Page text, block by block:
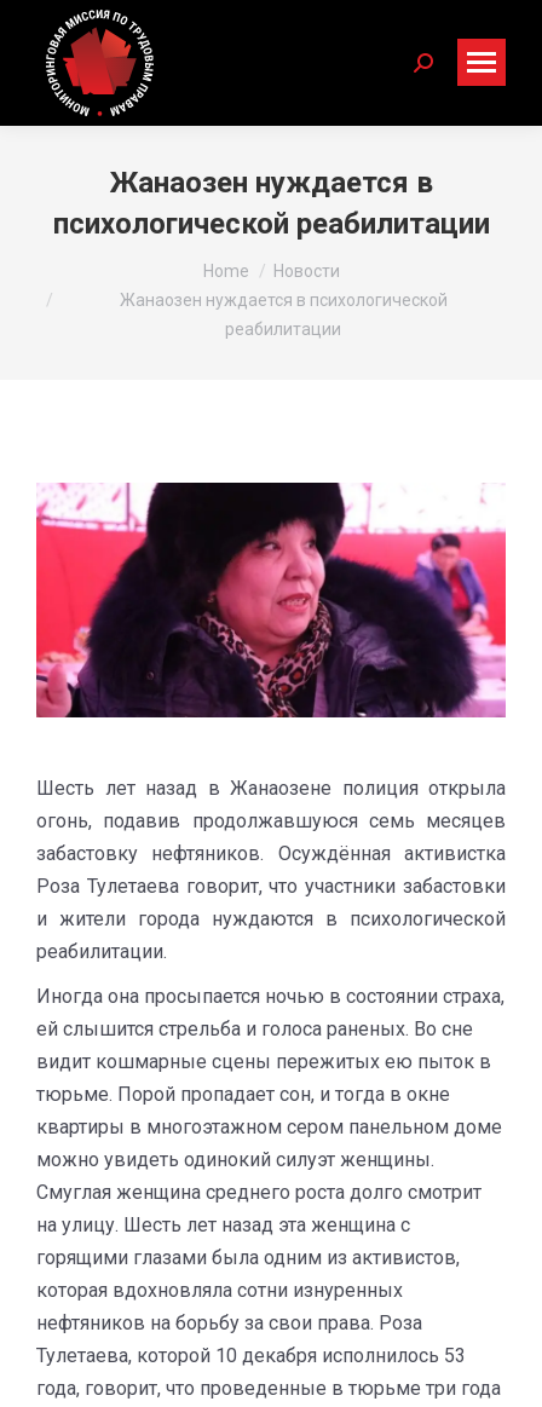
Search:
Жанаозен нуждается в
психологической реабилитации
Home
Новости
Жанаозен нуждается в психологической
реабилитации
Шесть лет назад в Жанаозене полиция открыла
огонь, подавив продолжавшуюся семь месяцев
забастовку нефтяников. Осуждённая активистка
Роза Тулетаева говорит, что участники забастовки
и жители города нуждаются в психологической
реабилитации.
Иногда она просыпается ночью в состоянии страха,
ей слышится стрельба и голоса раненых. Во сне
видит кошмарные сцены пережитых ею пыток в
тюрьме. Порой пропадает сон, и тогда в окне
квартиры в многоэтажном сером панельном доме
можно увидеть одинокий силуэт женщины.
Смуглая женщина среднего роста долго смотрит
на улицу. Шесть лет назад эта женщина с
горящими глазами была одним из активистов,
которая вдохновляла сотни изнуренных
нефтяников на борьбу за свои права. Роза
Тулетаева, которой 10 декабря исполнилось 53
года, говорит, что проведенные в тюрьме три года